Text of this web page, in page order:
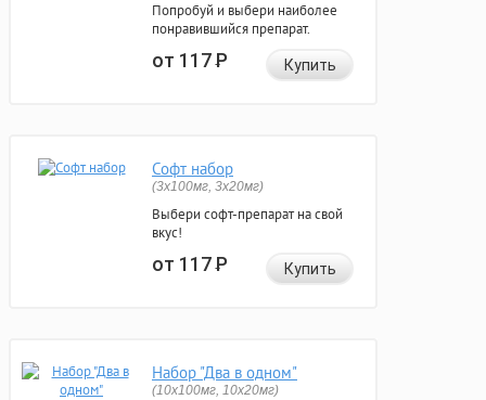
Попробуй и выбери наиболее
понравившийся препарат.
от 117Р Купить
Софт набор
(3x100мг, 3x20мг)
Выбери софт-препарат на свой
вкус!
от 117Р Купить
Набор "Два в одном"
(10x100мг, 10x20мг)